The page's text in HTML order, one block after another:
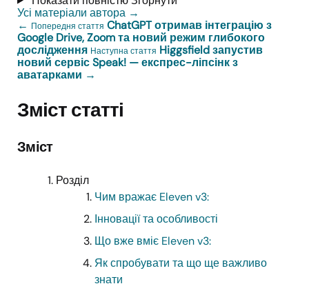
Усі матеріали автора →
← Попередня стаття ChatGPT отримав інтеграцію з
Google Drive, Zoom та новий режим глибокого
дослідження Наступна стаття Higgsfield запустив
новий сервіс Speak! — експрес-ліпсінк з
аватарками →
Зміст статті
Зміст
Розділ
Чим вражає Eleven v3:
Інновації та особливості
Що вже вміє Eleven v3:
Як спробувати та що ще важливо
знати